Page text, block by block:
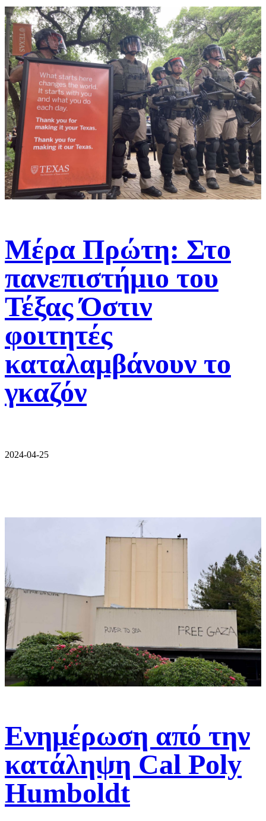
Mέρα Πρώτη: Στο
πανεπιστήμιο του
Τέξας Όστιν
φοιτητές
καταλαμβάνουν το
γκαζόν
2024-04-25
Ενημέρωση από την
κατάληψη Cal Poly
Humboldt